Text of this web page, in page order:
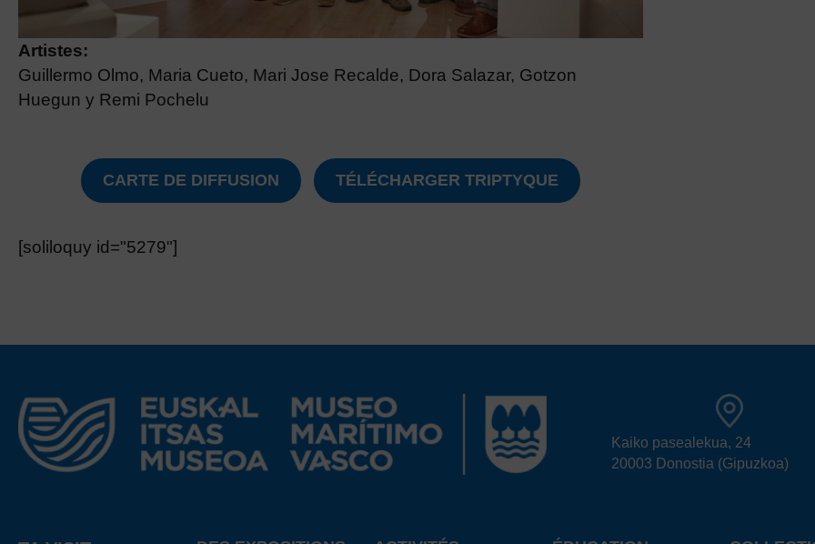
Artistes:
Guillermo Olmo, Maria Cueto, Mari Jose Recalde, Dora Salazar, Gotzon
Huegun y Remi Pochelu
CARTE DE DIFFUSION TÉLÉCHARGER TRIPTYQUE
[soliloquy id="5279"]
Kaiko pasealekua, 24
20003 Donostia (Gipuzkoa)